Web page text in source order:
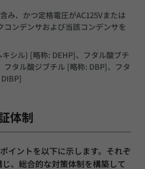
み、かつ定格電圧がAC125Vまたは
コンデンサおよび当該コンデンサを
シル) [略称: DEHP]、フタル酸ブチ
タル酸ジブチル [略称: DBP]、フタ
体制
イントを以下に示します。それぞ
、総合的な対策体制を構築して